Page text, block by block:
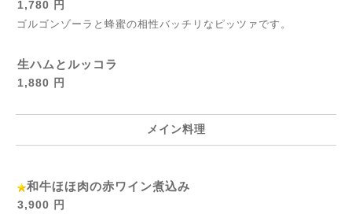
1,780 円
ゴルゴンゾーラと蜂蜜の相性バッチリなピッツァです。
生ハムとルッコラ
1,880 円
メイン料理
和牛ほほ肉の赤ワイン煮込み
3,900 円